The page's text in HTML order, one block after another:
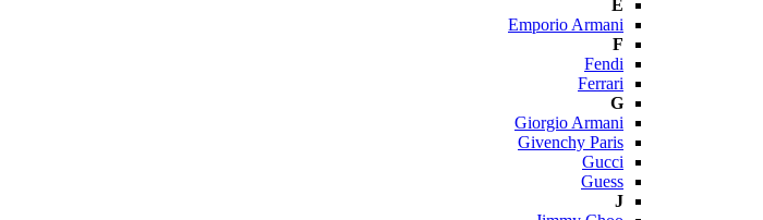
E
Emporio Armani
F
Fendi
Ferrari
G
Giorgio Armani
Givenchy Paris
Gucci
Guess
J